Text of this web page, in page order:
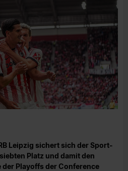
Leipzig sichert sich der Sport-
Platz und damit den
der Playoffs der Conference